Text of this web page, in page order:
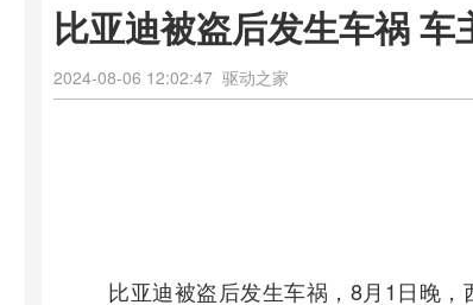
比亚迪被盗后发生车祸 车
2024-08-06 12:02:47 驱动之家
比亚迪被盗后发生车祸，8月1日晚